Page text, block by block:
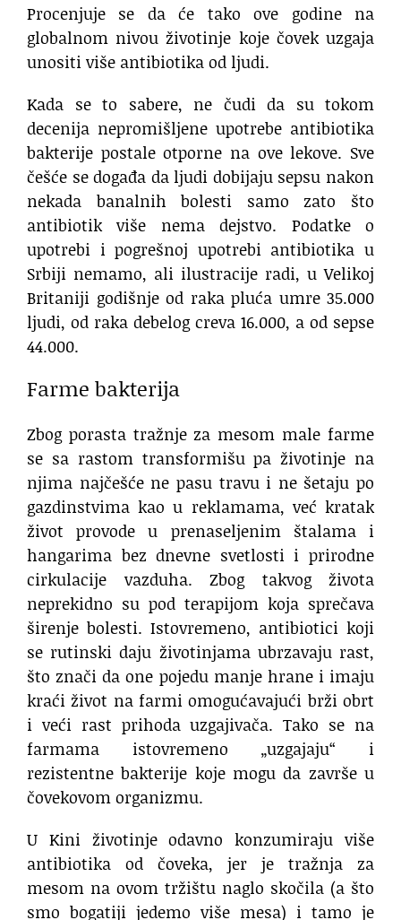
Procenjuje se da će tako ove godine na
globalnom nivou životinje koje čovek uzgaja
unositi više antibiotika od ljudi.
Kada se to sabere, ne čudi da su tokom
decenija nepromišljene upotrebe antibiotika
bakterije postale otporne na ove lekove. Sve
češće se događa da ljudi dobijaju sepsu nakon
nekada banalnih bolesti samo zato što
antibiotik više nema dejstvo. Podatke o
upotrebi i pogrešnoj upotrebi antibiotika u
Srbiji nemamo, ali ilustracije radi, u Velikoj
Britaniji godišnje od raka pluća umre 35.000
ljudi, od raka debelog creva 16.000, a od sepse
44.000.
Farme bakterija
Zbog porasta tražnje za mesom male farme
se sa rastom transformišu pa životinje na
njima najčešće ne pasu travu i ne šetaju po
gazdinstvima kao u reklamama, već kratak
život provode u prenaseljenim štalama i
hangarima bez dnevne svetlosti i prirodne
cirkulacije vazduha. Zbog takvog života
neprekidno su pod terapijom koja sprečava
širenje bolesti. Istovremeno, antibiotici koji
se rutinski daju životinjama ubrzavaju rast,
što znači da one pojedu manje hrane i imaju
kraći život na farmi omogućavajući brži obrt
i veći rast prihoda uzgajivača. Tako se na
farmama istovremeno „uzgajaju“ i
rezistentne bakterije koje mogu da završe u
čovekovom organizmu.
U Kini životinje odavno konzumiraju više
antibiotika od čoveka, jer je tražnja za
mesom na ovom tržištu naglo skočila (a što
smo bogatiji jedemo više mesa) i tamo je